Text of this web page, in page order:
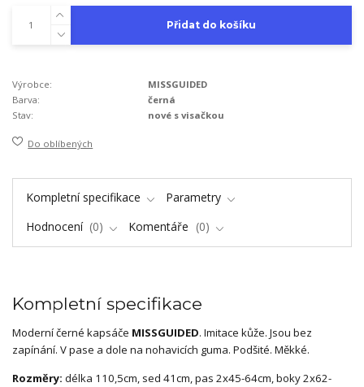
Přidat do košíku
Výrobce:
MISSGUIDED
Barva:
černá
Stav:
nové s visačkou
Do oblíbených
Kompletní specifikace
Parametry
Hodnocení
0 Komentáře 0
Kompletní specifikace
Moderní černé kapsáče MISSGUIDED. Imitace kůže. Jsou bez
zapínání. V pase a dole na nohavicích guma. Podšité. Měkké.
Rozměry: délka 110,5cm, sed 41cm, pas 2x45-64cm, boky 2x62-